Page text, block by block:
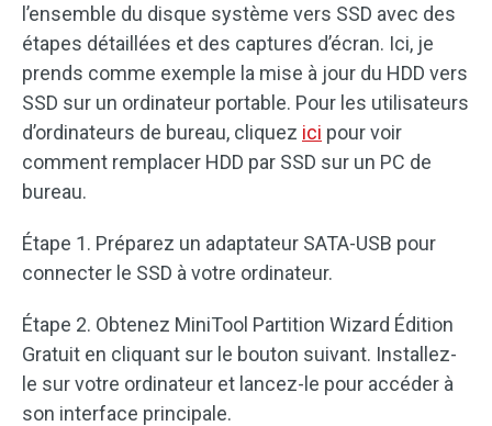
l’ensemble du disque système vers SSD avec des
étapes détaillées et des captures d’écran. Ici, je
prends comme exemple la mise à jour du HDD vers
SSD sur un ordinateur portable. Pour les utilisateurs
d’ordinateurs de bureau, cliquez ici pour voir
comment remplacer HDD par SSD sur un PC de
bureau.
Étape 1. Préparez un adaptateur SATA-USB pour
connecter le SSD à votre ordinateur.
Étape 2. Obtenez MiniTool Partition Wizard Édition
Gratuit en cliquant sur le bouton suivant. Installez-
le sur votre ordinateur et lancez-le pour accéder à
son interface principale.